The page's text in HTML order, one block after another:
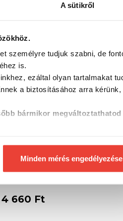
A sütikről
személyre tudjuk szabni, de
is.
ezáltal olyan tartalmakat
a biztosításához arra kérünk,
bármikor megváltoztathatod
Minden mérés engedélyezése
DUEL L-BASS SHAD 60 SP -
4 660 Ft